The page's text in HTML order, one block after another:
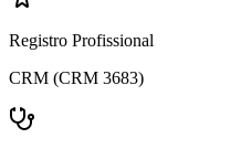
Registro Profissional
CRM (CRM 3683)